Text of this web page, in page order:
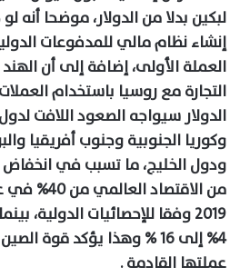
لبكين بدلا من الدولار، موضحا
إنشاء نظام مالي للمدفوعات
العملة الأولى، إضافة إلى أن
التجارة مع روسيا باستخدام
الدولار سيواجه الصعود اللافت
وكوريا الجنوبية وجنوب أفريقيا
ودول الخليج، ما تسبب في انخفاض
2019 وفقا للإحصائيات
4% إلى 16 % وهذا يؤكد قوة
عملتها القادمة .